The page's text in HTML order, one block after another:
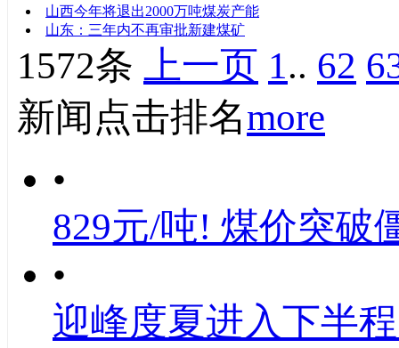
山西今年将退出2000万吨煤炭产能
山东：三年内不再审批新建煤矿
1572条 上一页 1.. 62
新闻点击排名more
•
829元/吨! 煤价突破
•
迎峰度夏进入下半